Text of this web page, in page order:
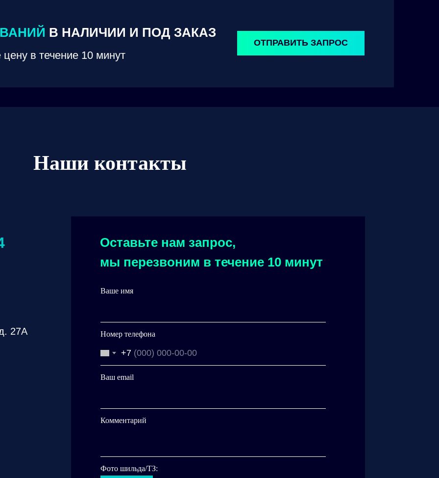
ОТПРАВИТЬ ЗАПРОС
В НАЛИЧИИ И ПОД ЗАКАЗ
в течение 10 минут
Наши контакты
Оставьте нам запрос,
мы перезвоним в течение 10 минут
Ваше имя
Номер телефона
+7
Ваш email
Комментарий
Фото шильда/ТЗ:
27А